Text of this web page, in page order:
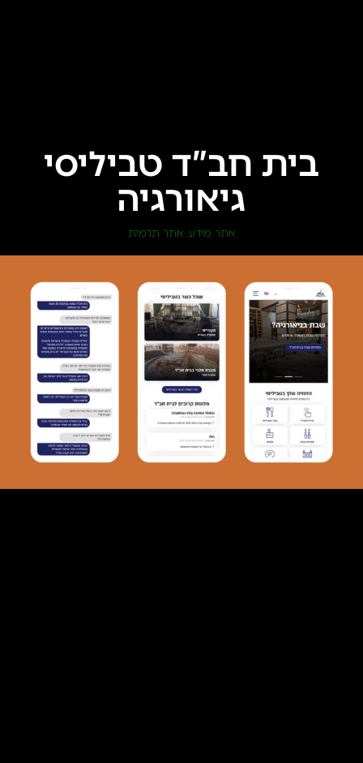
בית חב”ד טביליסי
גיאורגיה
אתר מידע אתר תדמית